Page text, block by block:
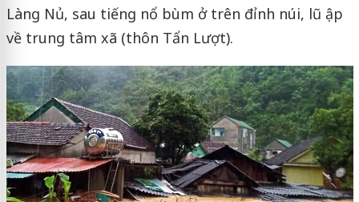
Làng Nủ, sau tiếng nổ bùm ở trên đỉnh núi, lũ ập
về trung tâm xã (thôn Tẩn Lượt).